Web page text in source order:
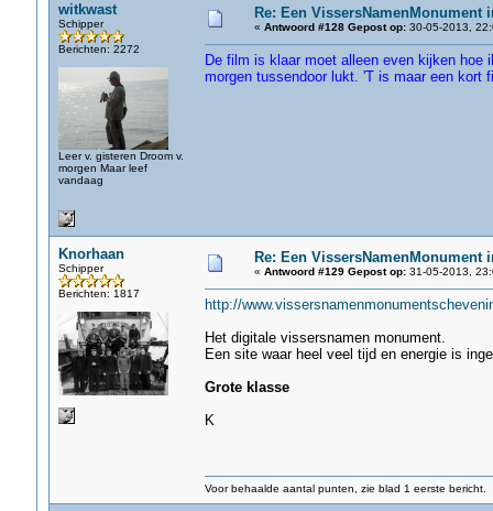
witkwast
Schipper
Berichten: 2272
Leer v. gisteren Droom v.
morgen Maar leef
vandaag
Re: Een VissersNamenMonument
« Antwoord #128 Gepost op:30-05-2013,
De film is klaar moet alleen even kijken
morgen tussendoor lukt. 'T is maar een
Knorhaan
Schipper
Berichten: 1817
Re: Een VissersNamenMonument
« Antwoord #129 Gepost op:31-05-2013,
http://
Het digitale vissersnamen monument.
Een site waar heel veel tijd en energie is
Grote klasse
K
Voor behaalde aantal punten, zie blad 1 eerste bericht.